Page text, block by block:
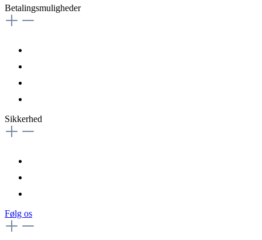
Betalingsmuligheder
Sikkerhed
Følg os